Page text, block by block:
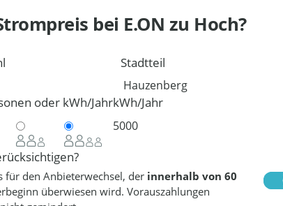
bei E.ON zu Hoch?
Stadtteil
oder kWh/JahrkWh/Jahr
für den Anbieterwechsel, der innerhalb von 60
überwiesen wird. Vorauszahlungen